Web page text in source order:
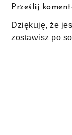
Prześlij
Dziękuję, że
zostawisz po